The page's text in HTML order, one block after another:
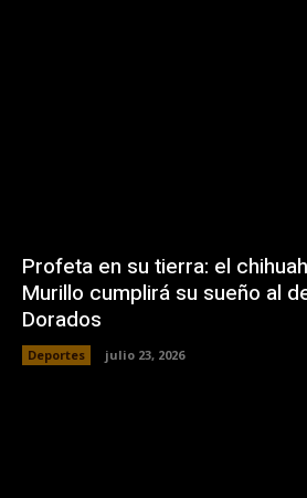
Profeta en su tierra: el
Murillo cumplirá su sueño al
Dorados
Deportes julio 23, 2026